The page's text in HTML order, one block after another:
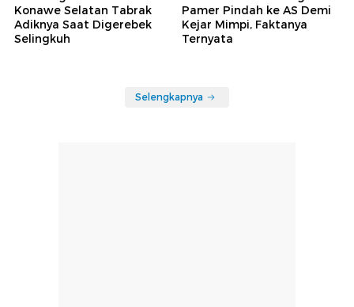
Konawe Selatan Tabrak
Adiknya Saat Digerebek
Selingkuh
Pamer Pindah ke AS Demi
Kejar Mimpi, Faktanya
Ternyata
Selengkapnya